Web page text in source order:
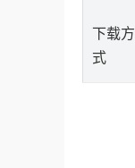
下载方
式